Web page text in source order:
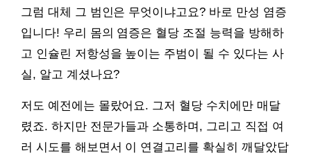
그럼 대체 그 범인은 무엇이냐고요? 바로 만성 염증
입니다! 우리 몸의 염증은 혈당 조절 능력을 방해하
고 인슐린 저항성을 높이는 주범이 될 수 있다는 사
실, 알고 계셨나요?
저도 예전에는 몰랐어요. 그저 혈당 수치에만 매달
렸죠. 하지만 전문가들과 소통하며, 그리고 직접 여
러 시도를 해보면서 이 연결고리를 확실히 깨달았답